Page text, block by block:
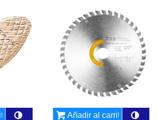
Añadir al carrito